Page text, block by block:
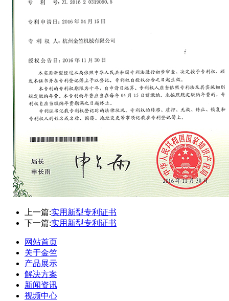
上一篇:实用新型专利证书
下一篇:实用新型专利证书
网站首页
关于金竺
产品展示
解决方案
新闻资讯
视频中心